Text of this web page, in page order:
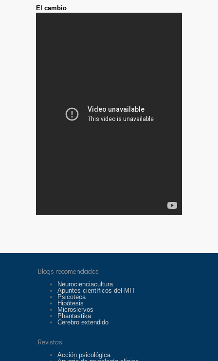
El cambio
Blogs recomendados
Neurocienciacultura
Apuntes científicos del MIT
Psicoteca
Hipótesis
Microsiervos
Phantastika
Cerebro extendido
Revistas
Acción psicológica